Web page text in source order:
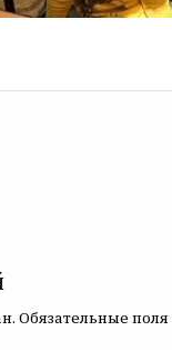
Обязательные